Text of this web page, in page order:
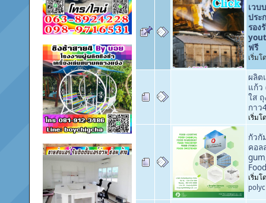
เวบ
ประ
รอง
ฟรี
เริ่ม
ผลิต
แก้ว
ใส
กาว
เริ่ม
กัวกั
คอล
เริ่มโ